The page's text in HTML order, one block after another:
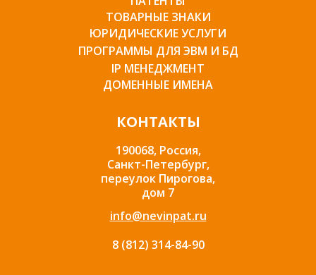
ТОВАРНЫЕ ЗНАКИ
ЮРИДИЧЕСКИЕ УСЛУГИ
ПРОГРАММЫ ДЛЯ ЭВМ И БД
IP МЕНЕДЖМЕНТ
ДОМЕННЫЕ ИМЕНА
КОНТАКТЫ
190068, Россия,
Санкт-Петербург,
переулок Пирогова,
дом 7
info@nevinpat.ru
8 (812) 314-84-90